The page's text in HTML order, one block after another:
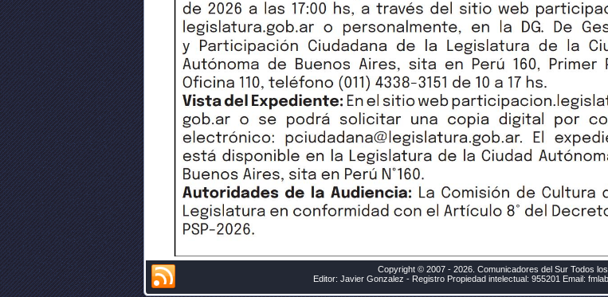
Copyright © 2007 - 2026. Comunicadores del Sur Todos
Editor: Javier Gonzalez - Registro Propiedad intelectual: 955201 Email: